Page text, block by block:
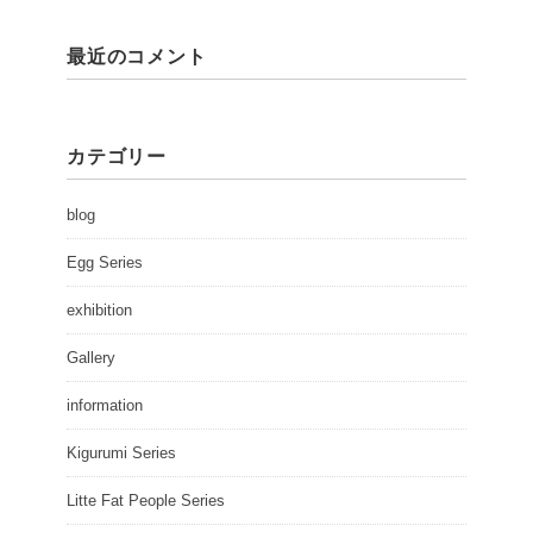
最近のコメント
カテゴリー
blog
Egg Series
exhibition
Gallery
information
Kigurumi Series
Litte Fat People Series